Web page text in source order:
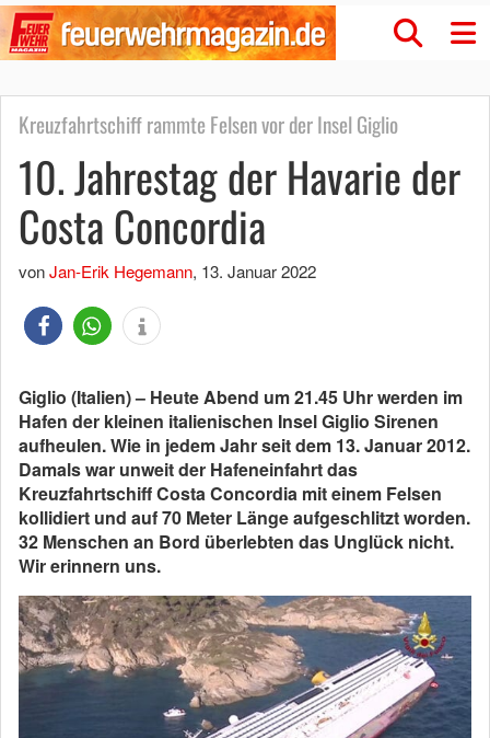
Kreuzfahrtschiff rammte Felsen vor der Insel Giglio
10. Jahrestag der Havarie der
Costa Concordia
vonJan-Erik Hegemann, 13. Januar 2022
Giglio (Italien) – Heute Abend um 21.45 Uhr werden im
Hafen der kleinen italienischen Insel Giglio Sirenen
aufheulen. Wie in jedem Jahr seit dem 13. Januar 2012.
Damals war unweit der Hafeneinfahrt das
Kreuzfahrtschiff Costa Concordia mit einem Felsen
kollidiert und auf 70 Meter Länge aufgeschlitzt worden.
32 Menschen an Bord überlebten das Unglück nicht.
Wir erinnern uns.